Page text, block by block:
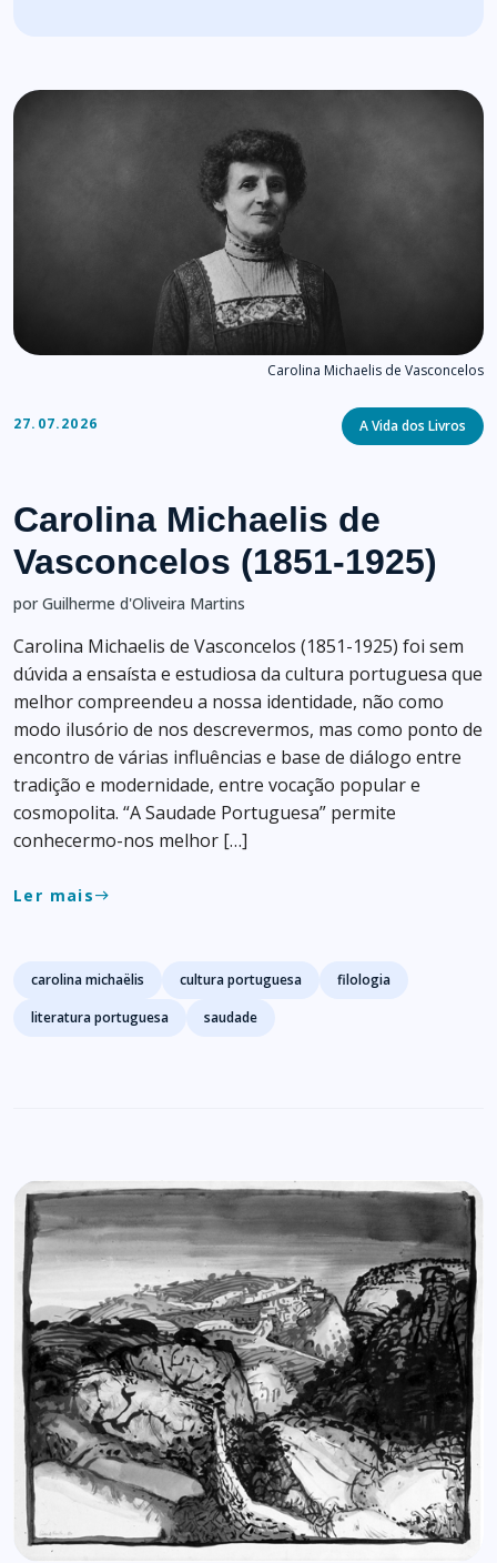
Lista de artigos
Carolina Michaelis de Vasconcelos
27.07.2026 Categories
A Vida dos Livros
Carolina Michaelis de
Vasconcelos (1851-1925)
por Guilherme d'Oliveira Martins
Carolina Michaelis de Vasconcelos (1851-1925) foi sem
dúvida a ensaísta e estudiosa da cultura portuguesa que
melhor compreendeu a nossa identidade, não como
modo ilusório de nos descrevermos, mas como ponto de
encontro de várias influências e base de diálogo entre
tradição e modernidade, entre vocação popular e
cosmopolita. “A Saudade Portuguesa” permite
conhecermo-nos melhor […]
Ler maiseast
Tags
carolina michaëlis cultura portuguesa
filologia
literatura portuguesa
saudade